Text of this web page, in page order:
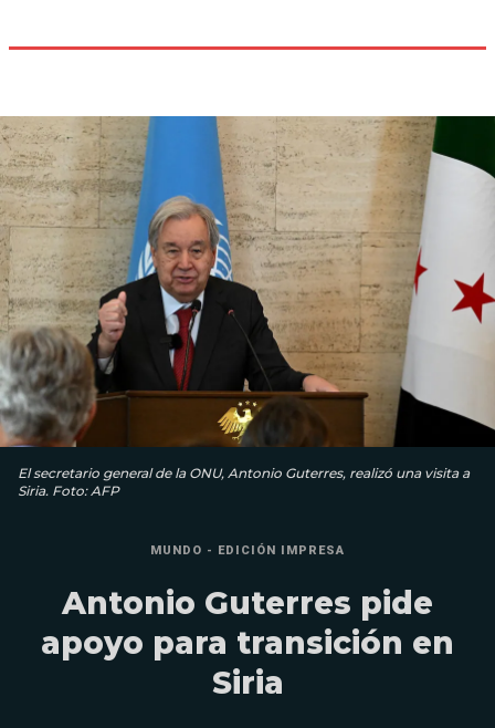
El secretario general de la ONU, Antonio Guterres, realizó una visita a
Siria. Foto: AFP
MUNDO - EDICIÓN IMPRESA
Antonio Guterres pide
apoyo para transición en
Siria